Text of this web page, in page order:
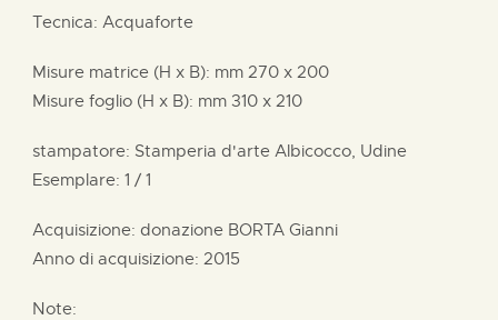
Tecnica: Acquaforte
Misure matrice (H x B): mm 270 x 200
Misure foglio (H x B): mm 310 x 210
stampatore: Stamperia d'arte Albicocco, Udine
Esemplare: 1 / 1
Acquisizione: donazione BORTA Gianni
Anno di acquisizione: 2015
Note: